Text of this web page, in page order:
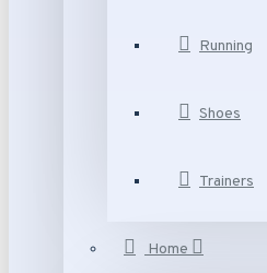
Running
Shoes
Trainers
Home